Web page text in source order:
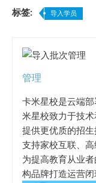
标签: 导入学员
管理
卡米星校是云端
米星校致力于技
提供更优质的招
支持家校互联、
为提高教育从业
构品牌打造运营闭